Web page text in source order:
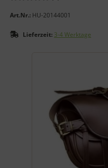
Art.Nr.: HU-20144001
Lieferzeit: 3-4 Werktage